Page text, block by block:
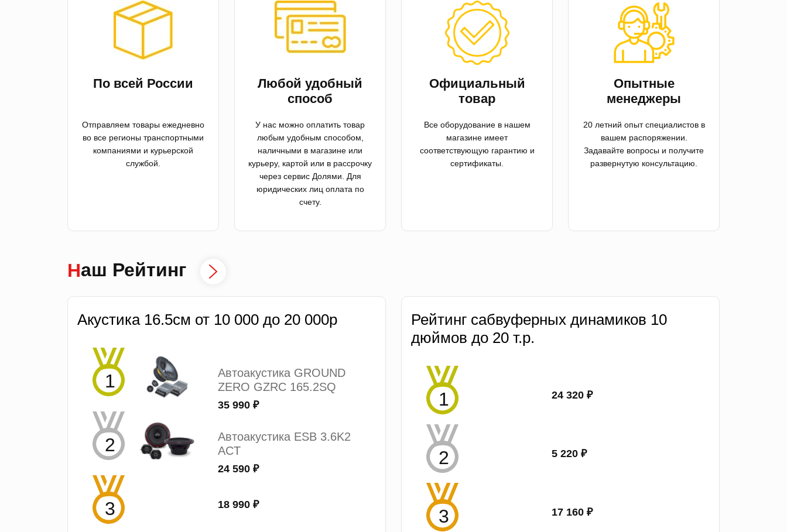
По всей России
Отправляем товары ежедневно
во все регионы транспортными
компаниями и курьерской
службой.
Любой удобный
способ
У нас можно оплатить товар
любым удобным способом,
наличными в магазине или
курьеру, картой или в рассрочку
через сервис Долями. Для
юридических лиц оплата по
счету.
Официальный
товар
Все оборудование в нашем
магазине имеет
соответствующую гарантию и
сертификаты.
Опытные
менеджеры
20 летний опыт специалистов в
вашем распоряжении.
Задавайте вопросы и получите
развернутую консультацию.
Наш Рейтинг
Акустика 16.5см от 10 000 до 20 000р
Автоакустика GROUND
ZERO GZRC 165.2SQ
35 990 ₽
Автоакустика ESB 3.6K2
ACT
24 590 ₽
18 990 ₽
Рейтинг сабвуферных динамиков 10
дюймов до 20 т.р.
24 320 ₽
5 220 ₽
17 160 ₽